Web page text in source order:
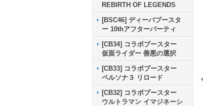
REBIRTH OF LEGENDS
[BSC46] ディーバブースタ
ー 10thアフターパーティ
[CB34] コラボブースター
仮面ライダー 善悪の選択
[CB33] コラボブースター
ペルソナ３ リロード
[CB32] コラボブースター
ウルトラマン イマジネーシ